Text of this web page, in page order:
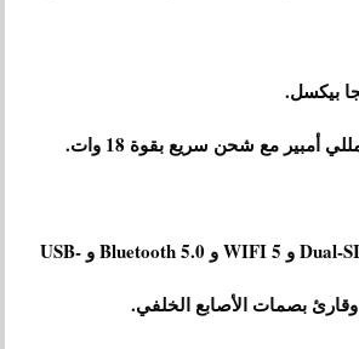
- إضافات مثل Dual-SIM 4G و WIFI 5 و Bluetooth 5.0 و USB-